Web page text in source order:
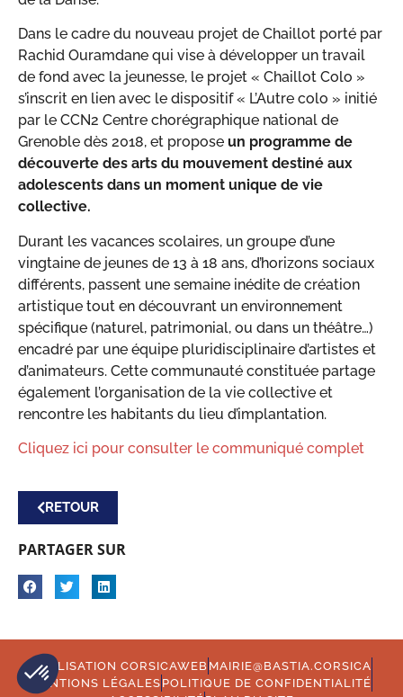
Dans le cadre du nouveau projet de Chaillot porté par
Rachid Ouramdane qui vise à développer un travail
de fond avec la jeunesse, le projet « Chaillot Colo »
s’inscrit en lien avec le dispositif « L’Autre colo » initié
par le CCN2 Centre chorégraphique national de
Grenoble dès 2018, et propose un programme de
découverte des arts du mouvement destiné aux
adolescents dans un moment unique de vie
collective.
Durant les vacances scolaires, un groupe d’une
vingtaine de jeunes de 13 à 18 ans, d’horizons sociaux
différents, passent une semaine inédite de création
artistique tout en découvrant un environnement
spécifique (naturel, patrimonial, ou dans un théâtre…)
encadré par une équipe pluridisciplinaire d’artistes et
d’animateurs. Cette communauté constituée partage
également l’organisation de la vie collective et
rencontre les habitants du lieu d’implantation.
Cliquez ici pour consulter le communiqué complet
RETOUR
PARTAGER SUR
RÉALISATION CORSICAWEB MAIRIE@BASTIA.CORSICA
MENTIONS LÉGALES POLITIQUE DE CONFIDENTIALITÉ